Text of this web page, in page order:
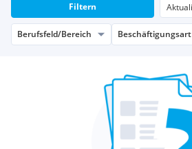
Filtern
Berufsfeld/Bereich Beschäftigungsart